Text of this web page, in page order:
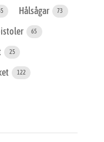
Hålsågar 73
65
25
122